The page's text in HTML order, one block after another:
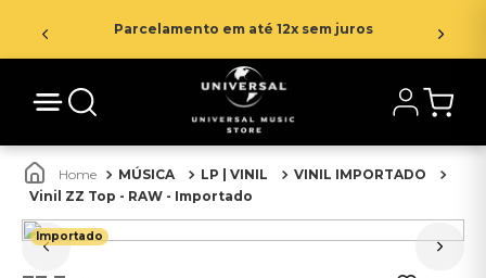
Parcelamento em até 12x sem juros
MÚSICA LP | VINIL
VINIL IMPORTADO
Vinil ZZ Top - RAW - Importado
Importado